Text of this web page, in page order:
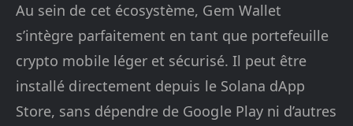
Au sein de cet écosystème, Gem Wallet
s’intègre parfaitement en tant que portefeuille
crypto mobile léger et sécurisé. Il peut être
installé directement depuis le Solana dApp
Store, sans dépendre de Google Play ni d’autres